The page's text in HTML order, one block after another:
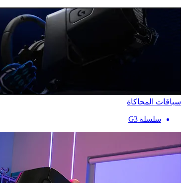
سباقات المحاكاة
سلسلة G3